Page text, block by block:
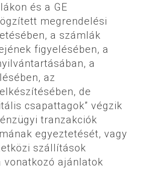
és a GE
megrendelési
a számlák
figyelésében, a
a
az
de
csapattagok” végzik
tranzakciók
egyeztetését, vagy
szállítások
vonatkozó ajánlatok